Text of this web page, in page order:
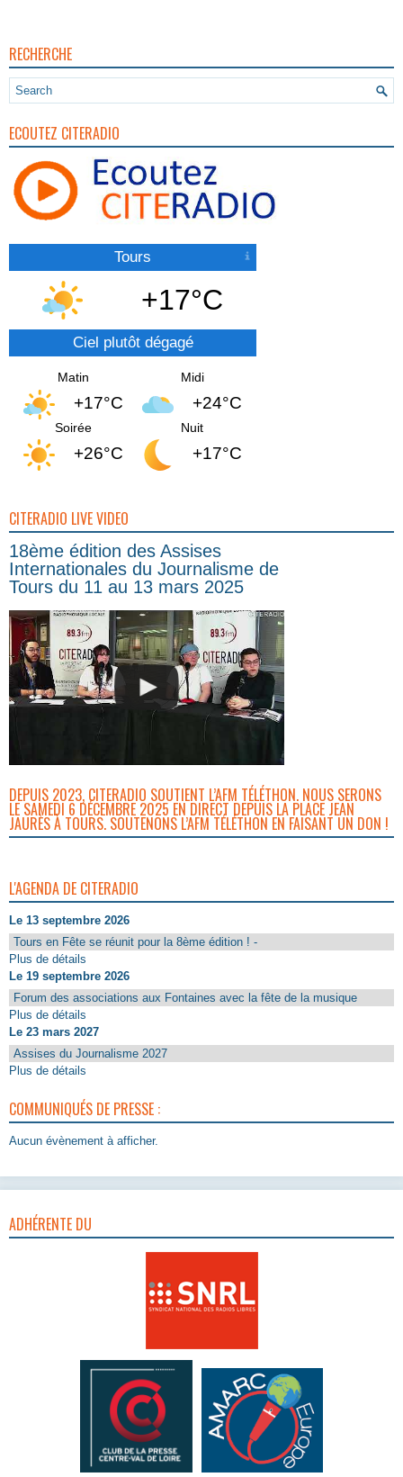
RECHERCHE
ECOUTEZ CITERADIO
Tours
+17°C
Ciel plutôt dégagé
Matin
+17°C
Midi
+24°C
Soirée
+26°C
Nuit
+17°C
CITERADIO LIVE VIDEO
18ème édition des Assises
Internationales du Journalisme de
Tours du 11 au 13 mars 2025
DEPUIS 2023, CITERADIO SOUTIENT L’AFM TÉLÉTHON. NOUS SERONS
LE SAMEDI 6 DÉCEMBRE 2025 EN DIRECT DEPUIS LA PLACE JEAN
JAURÈS À TOURS. SOUTENONS L’AFM TÉLÉTHON EN FAISANT UN DON !
L'AGENDA DE CITERADIO
Le 13 septembre 2026
Tours en Fête se réunit pour la 8ème édition ! -
Plus de détails
Le 19 septembre 2026
Forum des associations aux Fontaines avec la fête de la musique
Plus de détails
Le 23 mars 2027
Assises du Journalisme 2027
Plus de détails
COMMUNIQUÉS DE PRESSE :
Aucun évènement à afficher.
ADHÉRENTE DU